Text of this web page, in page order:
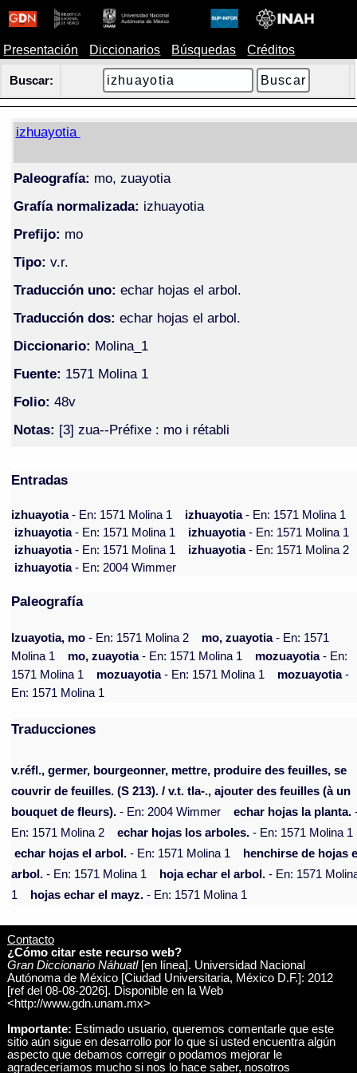
Presentación Diccionarios Búsquedas Créditos
Buscar:
izhuayotia
Paleografía: mo, zuayotia
Grafía normalizada: izhuayotia
Prefijo: mo
Tipo: v.r.
Traducción uno: echar hojas el arbol.
Traducción dos: echar hojas el arbol.
Diccionario: Molina_1
Fuente: 1571 Molina 1
Folio: 48v
Notas: [3] zua--Préfixe : mo i rétabli
Entradas
izhuayotia- En: 1571 Molina 1 izhuayotia- En: 1571 Molina 1
izhuayotia- En: 1571 Molina 1 izhuayotia- En: 1571 Molina 1
izhuayotia- En: 1571 Molina 1 izhuayotia- En: 1571 Molina 2
izhuayotia- En: 2004 Wimmer
Paleografía
Izuayotia, mo - En: 1571 Molina 2 mo, zuayotia- En: 1571
Molina 1
mo, zuayotia- En: 1571 Molina 1 mozuayotia- En:
1571 Molina 1
mozuayotia- En: 1571 Molina 1 mozuayotia-
En: 1571 Molina 1
Traducciones
v.réfl., germer, bourgeonner, mettre, produire des feuilles, se
couvrir de feuilles. (S 213). / v.t. tla-., ajouter des feuilles (à un
bouquet de fleurs). - En: 2004 Wimmer echar hojas la planta.
En: 1571 Molina 2
echar hojas los arboles. - En: 1571 Molina 1
echar hojas el arbol. - En: 1571 Molina 1
henchirse de hojas
arbol. - En: 1571 Molina 1 hoja echar el arbol. - En: 1571
1
hojas echar el mayz. - En: 1571 Molina 1
Contacto
¿Cómo citar este recurso web?
Gran Diccionario Náhuatl[en línea]. Universidad Nacional
Autónoma de México [Ciudad Universitaria, México D.F.]: 2012
[ref del 08-08-2026]. Disponible en la Web
<http://www.gdn.unam.mx>
Importante: Estimado usuario, queremos comentarle que este
sitio aún sigue en desarrollo por lo que si usted encuentra algún
aspecto que debamos corregir o podamos mejorar le
agradeceríamos mucho si nos lo hace saber, nosotros